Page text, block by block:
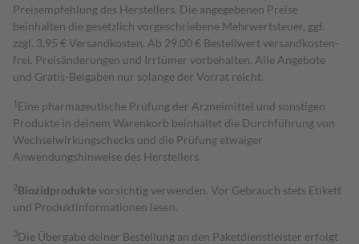
Preisempfehlung des Herstellers. Die angegebenen Preise
beinhalten die gesetzlich vorgeschriebene Mehrwertsteuer, ggf.
zzgl. 3,95 € Versandkosten. Ab 29,00 € Bestell­wert versand­kosten­
frei. Preisänderungen und Irrtümer vorbehalten. Alle Angebote
und Gratis-Beigaben nur solange der Vorrat reicht.
1 Eine pharmazeutische Prüfung der Arzneimittel und sonstigen
Produkte in deinem Warenkorb beinhaltet die Durchführung von
Wechselwirkungschecks und die Prüfung etwaiger
Anwendungshinweise des Herstellers.
2Biozidproduktevorsichtig verwenden. Vor Gebrauch stets Etikett
und Produktinformationen lesen.
3Die Übergabe deiner Bestellung an den Paketdienstleister erfolgt